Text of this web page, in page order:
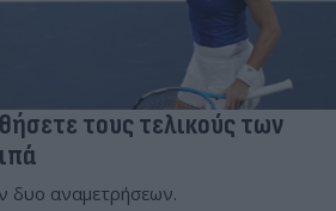
τους τελικούς των
δυο αναμετρήσεων.